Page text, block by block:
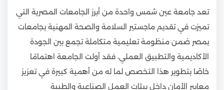
تعد جامعة عين شمس واحدة من أبرز الجامعات المصرية التي
تميزت في تقديم ماجستير السلامة والصحة المهنية بجامعات
بمصر ضمن منظومة تعليمية متكاملة تجمع بين الجودة
الأكاديمية والتطبيق العملي، فقد أولت الجامعة اهتمامًا
خاصًا بتطوير هذا التخصص لما له من أهمية كبيرة في تعزيز
معايير الأمان داخل بيئات العمل الصناعية والطبية